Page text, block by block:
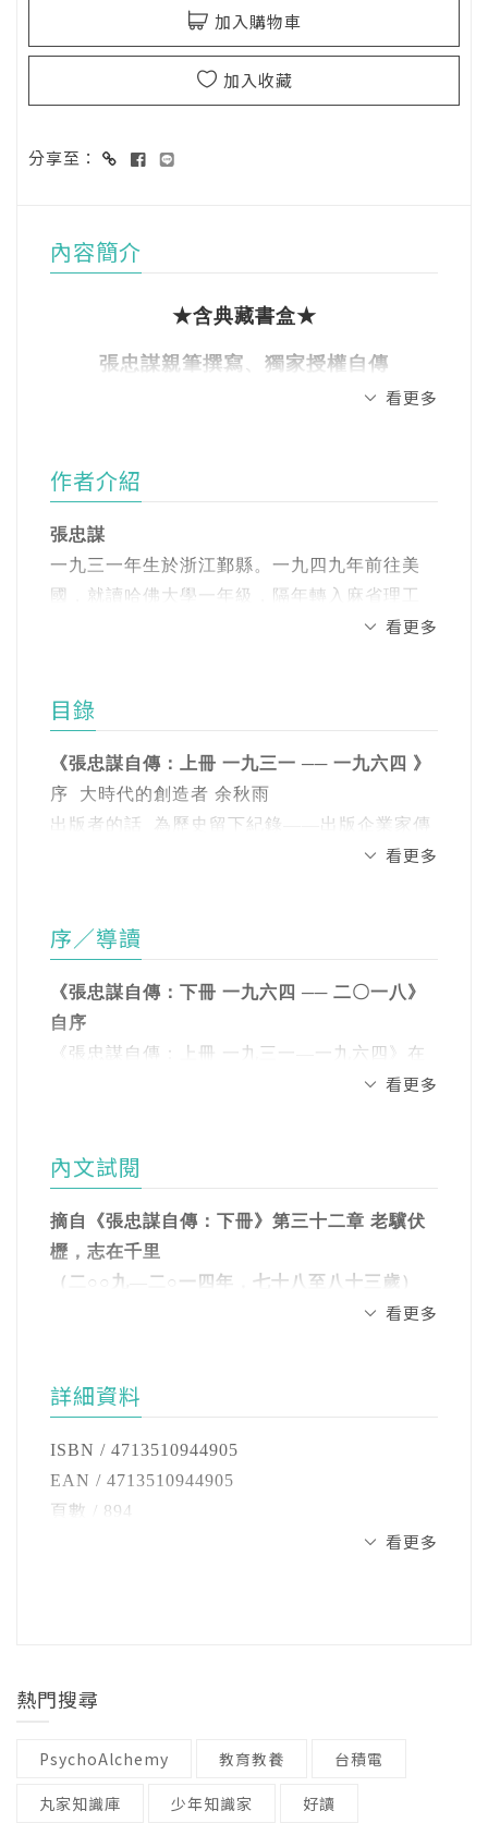
加入購物車
加入收藏
分享至：
內容簡介
★含典藏書盒★
張忠謀親筆撰寫、獨家授權自傳
他的一生，一場不能錯過的智慧盛宴！
程，改變了幾十億人的生活方式。
張忠謀寫張忠謀，以「簡單的字句，真實的感
情」，寫下最真實的自己。
《張忠謀自傳：上冊 一九三一—— 一九六
與失。風雨前半生，已見巨人智慧的身影。
《張忠謀自傳：下冊 一九六四—— 二〇一
八》，歷時七年，寫他德儀二十五年生涯的風
看更多
作者介紹
張忠謀
一九三一年生於浙江鄞縣。一九四九年前往美
國，就讀哈佛大學一年級，隔年轉入麻省理工
學院機械系，一九五二、五三年分別取得麻省
一九五五年進入希凡尼亞公司，自學半導體，
緣。一九五八年任職美國德州儀器公司，展開
在德儀二十五年的工作生涯。進入德儀後，深
費」送進史丹佛大學電機系攻讀電機博士，一
功，一路晉升至積體電路部總經理、全球半導
體事業集團總經理及集團副總裁。但是德儀在
一九七○年代迷途，把公司重心放在消費者電子
產品上。一九八三年辭職德儀。
一九八四年任職美國通用器材公司總經理。一
運，並擔任董事長，以「誠信正直、承諾、創
「技術領先、製造優越、客戶信任」作為三大
競爭優勢，帶領公司堅定且穩步地前進，二○一
以上的專業晶片製造皆出自台積電，同年卸下
在他三十多年擘畫細耕下，台積電從一開始沒
人看好的公司，成為全球沒人能夠忽視的公
司，他開創的專業晶圓代工商業模式，不僅加
速了世界科技的進程，也改變了世上幾十億人
看更多
目錄
《張忠謀自傳：上冊 一九三一 ── 一九六四 》
序 大時代的創造者 余秋雨
出版者的話 為歷史留下紀錄——出版企業家傳
六歲過海到香港／飽受戰爭的驚嚇／冒死橫過
戰線／刻苦自律的住宿生／南開教育影響至深
年少／銀行系只讀兩個月／再度逃難到香港／
第二章 哈佛大學與麻省理工
只要努力，就能出頭／呼吸自由的氣息／暫住
三叔家／結識知交柏曼／化解種族歧視的恐懼
／克服英文障礙／荷馬、莎翁、蕭伯納／英文
成為思考主語／哈佛學生才華洋溢／開啟智慧
頭／博士落榜，深受打擊／昂首走自己的路
第三章 進入半導體業
四家公司邀聘／「講價」弄巧成拙／進入半導
角／德儀的創新與發明／重畫半導體版圖／部
年輕有活力的公司／員工上下都是內行人／與
神令人感動／「你怎麼辦到的？」／一起賭，
一起贏／積體電路的發明／精明的生意人／一
看更多
序／導讀
《張忠謀自傳：下冊 一九六四 ── 二〇一八》
自序
《張忠謀自傳：上冊 一九三一—一九六四》在
一九九八年，我六十七歲時，由天下文化出
想不到台積電愈做愈成功，我的董事長工作也
十七歲才退休，當然也延遲了寫「下冊」。
寫的。自己寫的原因倒不是要賣弄我的寫作技
賣弄，而是要真實地表達我的感情。我是美國
文豪海明威忠實的信徒，他對年輕作者的勸告
是：「簡單的字句，真實的感情。」兩者我都
有。
「下冊」的第一篇「德儀篇」占全書三分之一
培植也激發了我要登上德儀顛峰的雄心。但
九七○年代美國德克薩斯州的客觀環境，就可斷
然使我「明知不可為」的情況下，還在德儀多
看更多
內文試閱
摘自《張忠謀自傳：下冊》第三十二章 老驥伏
櫪，志在千里
（二○○九—二○一四年，七十八至八十三歲）
二○○九年五月我決定召回「被離職」員工一
是被裁的員工，而是全部員工。未被裁的員
吸引了源源而來的新人才，台積電會是一個空
好，也會相當快恢復，那麼，為什麼要裁員
呢？
看更多
詳細資料
ISBN / 4713510944905
EAN / 4713510944905
頁數 / 894
看更多
熱門搜尋
PsychoAlchemy 教育教養 台積電
丸家知識庫 少年知識家 好讀